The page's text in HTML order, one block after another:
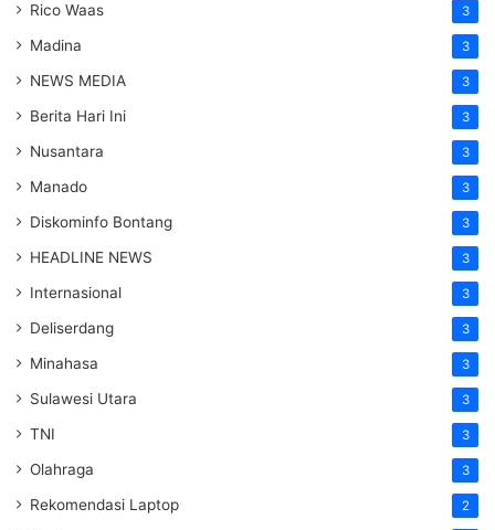
Rico Waas 3
Madina 3
NEWS MEDIA 3
Berita Hari Ini 3
Nusantara 3
Manado 3
Diskominfo Bontang 3
HEADLINE NEWS 3
Internasional 3
Deliserdang 3
Minahasa 3
Sulawesi Utara 3
TNI 3
Olahraga 3
Rekomendasi Laptop 2